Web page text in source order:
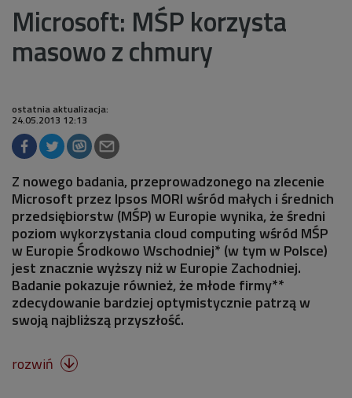
Microsoft: MŚP korzysta
masowo z chmury
ostatnia aktualizacja:
24.05.2013 12:13
Z nowego badania, przeprowadzonego na zlecenie
Microsoft przez Ipsos MORI wśród małych i średnich
przedsiębiorstw (MŚP) w Europie wynika, że średni
poziom wykorzystania cloud computing wśród MŚP
w Europie Środkowo Wschodniej* (w tym w Polsce)
jest znacznie wyższy niż w Europie Zachodniej.
Badanie pokazuje również, że młode firmy**
zdecydowanie bardziej optymistycznie patrzą w
swoją najbliższą przyszłość.
rozwiń 